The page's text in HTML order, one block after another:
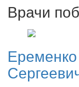
Врачи
Еременко